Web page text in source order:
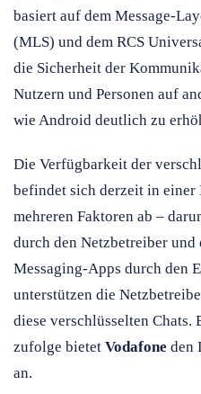
basiert auf dem Message-
(MLS) und dem RCS
die Sicherheit der
Nutzern und Personen auf
wie Android deutlich zu
Die Verfügbarkeit der
befindet sich derzeit in einer
mehreren Faktoren ab –
durch den Netzbetreiber
Messaging-Apps durch den
unterstützen die
diese verschlüsselten Chats.
zufolge bietet Vodafone den
an.